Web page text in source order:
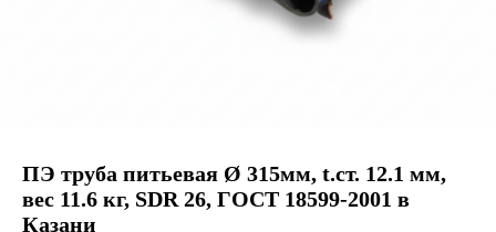
ПЭ труба питьевая Ø 315мм, t.ст. 12.1 мм,
вес 11.6 кг, SDR 26, ГОСТ 18599-2001 в
Казани